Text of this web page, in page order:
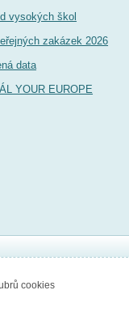
vysokých škol
zakázek 2026
data
YOUR EUROPE
cookies